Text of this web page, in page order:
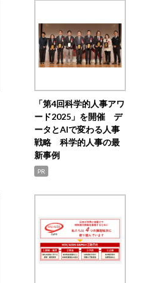
「第4回科学的人事アワ
ード2025」を開催 デ
ータとAIで変わる人事
戦略 科学的人事の最
新事例
PR